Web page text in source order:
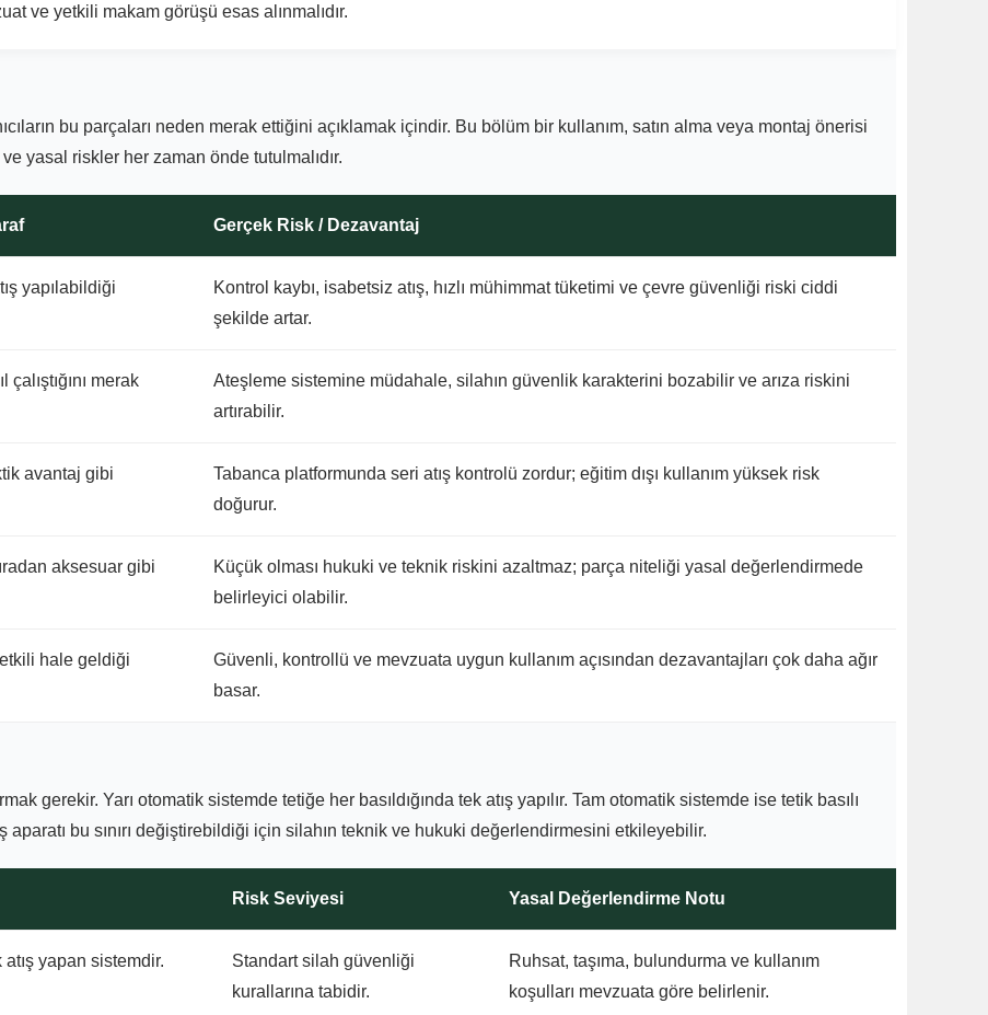
ve yetkili makam görüşü esas alınmalıdır.
bu parçaları neden merak ettiğini açıklamak içindir. Bu bölüm bir kullanım, satın alma veya montaj önerisi
yasal riskler her zaman önde tutulmalıdır.
Gerçek Risk / Dezavantaj
yapılabildiği
Kontrol kaybı, isabetsiz atış, hızlı mühimmat tüketimi ve çevre güvenliği riski ciddi
şekilde artar.
çalıştığını merak
Ateşleme sistemine müdahale, silahın güvenlik karakterini bozabilir ve arıza riskini
artırabilir.
avantaj gibi
Tabanca platformunda seri atış kontrolü zordur; eğitim dışı kullanım yüksek risk
doğurur.
aksesuar gibi
Küçük olması hukuki ve teknik riskini azaltmaz; parça niteliği yasal değerlendirmede
belirleyici olabilir.
hale geldiği
Güvenli, kontrollü ve mevzuata uygun kullanım açısından dezavantajları çok daha ağır
basar.
gerekir. Yarı otomatik sistemde tetiğe her basıldığında tek atış yapılır. Tam otomatik sistemde ise tetik basılı
bu sınırı değiştirebildiği için silahın teknik ve hukuki değerlendirmesini etkileyebilir.
Risk Seviyesi Yasal Değerlendirme Notu
yapan sistemdir.
Standart silah güvenliği
kurallarına tabidir.
Ruhsat, taşıma, bulundurma ve kullanım
koşulları mevzuata göre belirlenir.